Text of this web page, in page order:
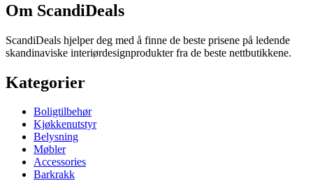
Om ScandiDeals
ScandiDeals hjelper deg med å finne de beste prisene på ledende
skandinaviske interiørdesignprodukter fra de beste nettbutikkene.
Kategorier
Boligtilbehør
Kjøkkenutstyr
Belysning
Møbler
Accessories
Barkrakk